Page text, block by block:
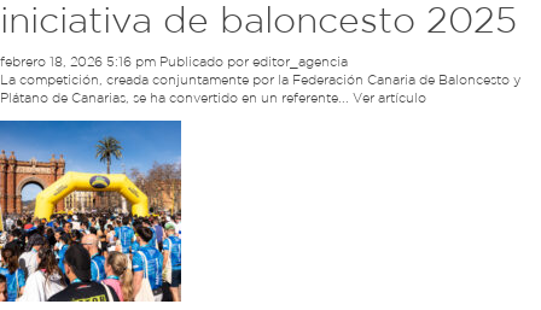
iniciativa de baloncesto 2025
febrero 18, 2026 5:16 pm Publicado por editor_agencia
La competición, creada conjuntamente por la Federación Canaria de Baloncesto y
Plátano de Canarias, se ha convertido en un referente... Ver artículo